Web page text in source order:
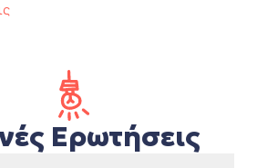
Ερωτήσεις